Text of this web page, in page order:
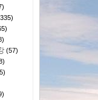
(57)